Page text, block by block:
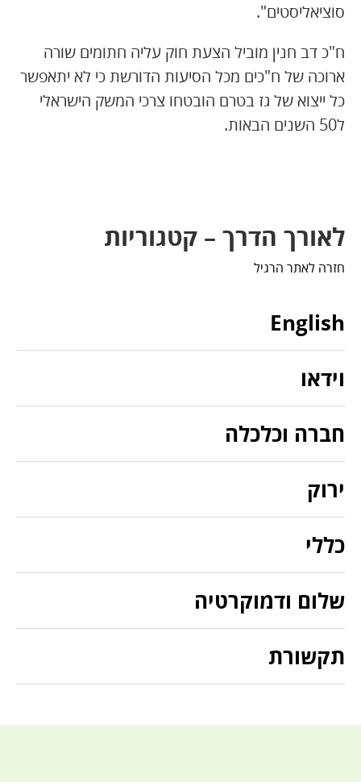
סוציאליסטים".
ח"כ דב חנין מוביל הצעת חוק עליה חתומים שורה
ארוכה של ח"כים מכל הסיעות הדורשת כי לא יתאפשר
כל ייצוא של גז בטרם הובטחו צרכי המשק הישראלי
ל50 השנים הבאות.
לאורך הדרך – קטגוריות
חזרה לאתר הרגיל
English
וידאו
חברה וכלכלה
ירוק
כללי
שלום ודמוקרטיה
תקשורת